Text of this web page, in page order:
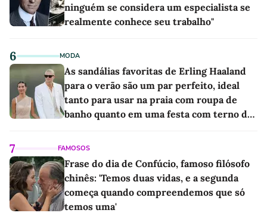
ninguém se considera um especialista se
realmente conhece seu trabalho"
6 MODA
As sandálias favoritas de Erling Haaland
para o verão são um par perfeito, ideal
tanto para usar na praia com roupa de
banho quanto em uma festa com terno de
7 FAMOSOS
Frase do dia de Confúcio, famoso filósofo
chinês: 'Temos duas vidas, e a segunda
começa quando compreendemos que só
temos uma'